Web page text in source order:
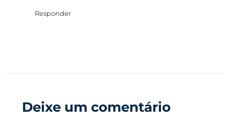
Responder
Deixe um comentário